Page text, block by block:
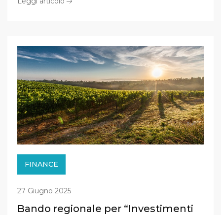
FINANCE
27 Giugno 2025
Bando regionale per “Investimenti